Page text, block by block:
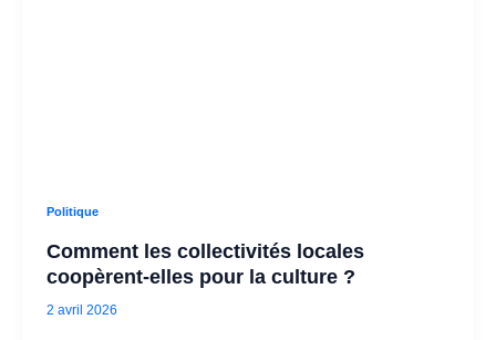
Politique
Comment les collectivités locales
coopèrent‑elles pour la culture ?
2 avril 2026